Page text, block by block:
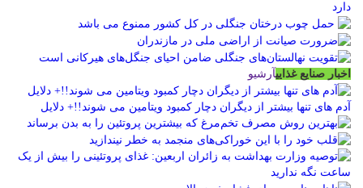
اخبار صنایع غذاییآرشیو
آدم های تنها بیشتر از دیگران دچار کمبود ویتامین می شوند!!+ دلایل